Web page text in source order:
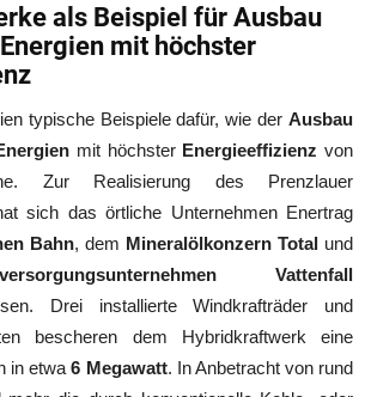
als Beispiel für Ausbau
mit höchster
typische Beispiele dafür, wie der Ausbau
mit höchster Energieeffizienz von
Zur Realisierung des Prenzlauer
sich das örtliche Unternehmen Enertrag
Bahn, dem Mineralölkonzern Total und
Vattenfall
Drei installierte Windkrafträder und
bescheren dem Hybridkraftwerk eine
in etwa6 Megawatt. In Anbetracht von rund